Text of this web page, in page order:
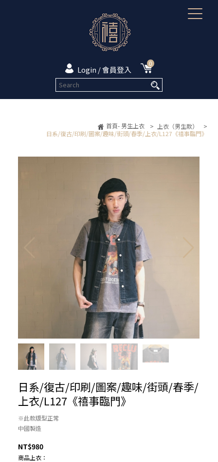
Login / 會員登入
0
首頁- 男生上衣 > 上衣（男生款）
>
日系/復古/印刷/圖案/趣味/街頭/春季/上衣/L127《禧事臨門》
日系/復古/印刷/圖案/趣味/街頭/春季/
上衣/L127《禧事臨門》
※此款版型正常
中國製造
NT$980
商品上衣：